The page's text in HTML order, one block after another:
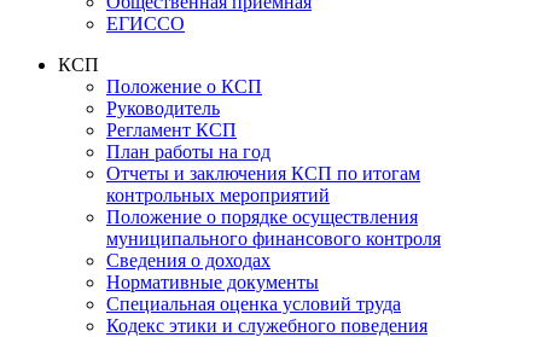
ЕГИССО
КСП
Положение о КСП
Руководитель
Регламент КСП
План работы на год
Отчеты и заключения КСП по итогам
контрольных мероприятий
Положение о порядке осуществления
муниципального финансового контроля
Сведения о доходах
Нормативные документы
Специальная оценка условий труда
Кодекс этики и служебного поведения